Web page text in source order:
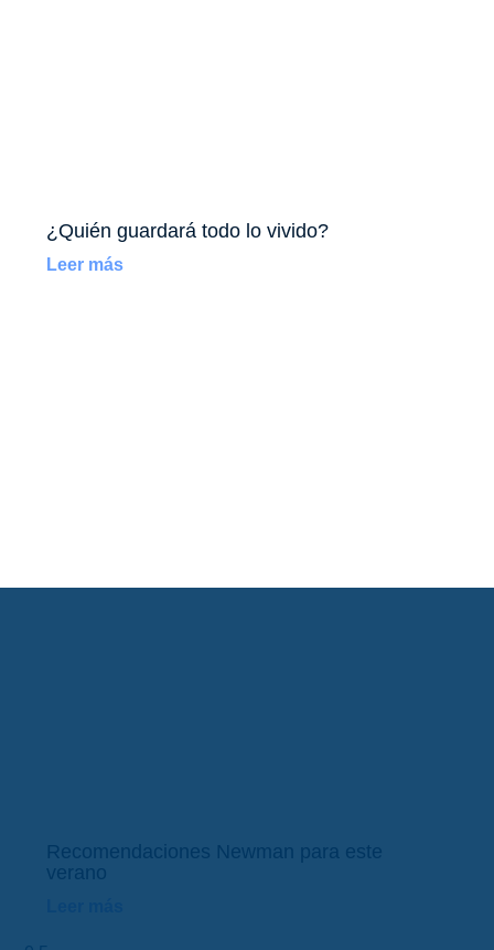
¿Quién guardará todo lo vivido?
Leer más
Recomendaciones Newman para este
verano